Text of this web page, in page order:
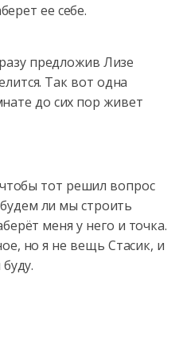
ее себе.
предложив Лизе
Так вот одна
до сих пор живет
тот решил вопрос
ли мы строить
меня у него и точка.
но я не вещь Стасик, и